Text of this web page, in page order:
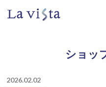
ショッ
2026.02.02